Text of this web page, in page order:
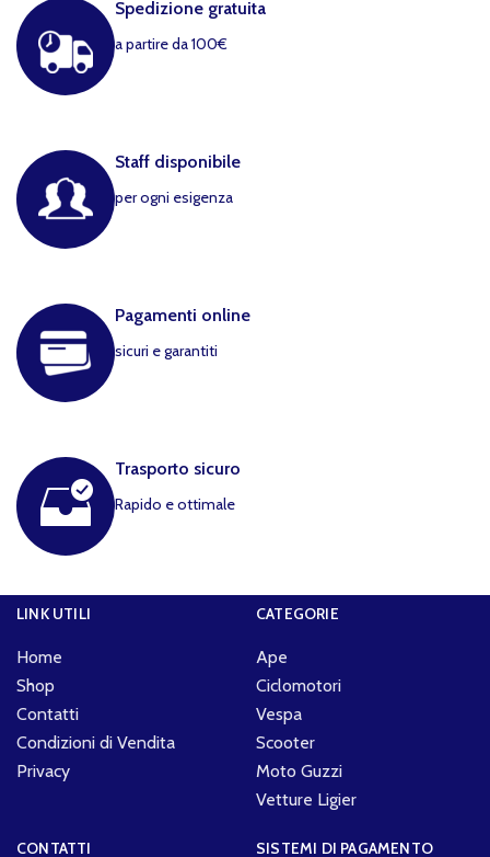
Spedizione gratuita
a partire da 100€
Staff disponibile
per ogni esigenza
Pagamenti online
sicuri e garantiti
Trasporto sicuro
Rapido e ottimale
LINK UTILI
Home
Shop
Contatti
Condizioni di Vendita
Privacy
CATEGORIE
Ape
Ciclomotori
Vespa
Scooter
Moto Guzzi
Vetture Ligier
CONTATTI SISTEMI DI PAGAMENTO